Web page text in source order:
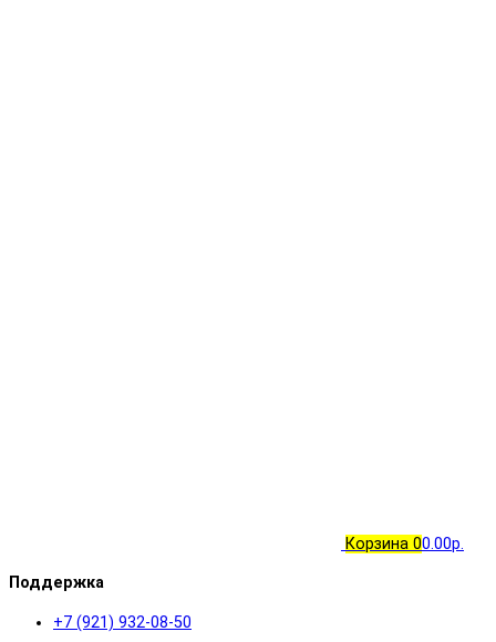
Корзина 00.00р.
Поддержка
+7 (921) 932-08-50